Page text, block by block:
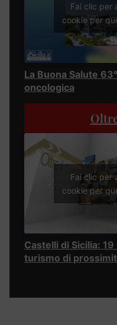
Fai clic per
cookie per
La Buona Salute
oncologica
Fai clic per
cookie per
Castelli di Sicilia: 19
turismo di